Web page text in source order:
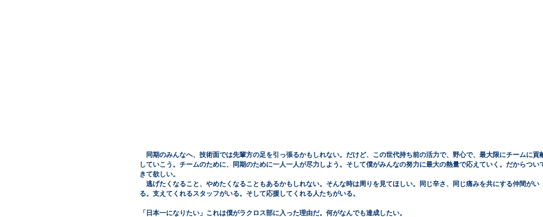
同期のみんなへ、技術面では先輩方の足を引っ張るかもしれない。だけど、この世代持ち前の活力で、野心で、最大限にチームに貢
していこう。チームのために、同期のために一人一人が尽力しよう。そして僕がみんなの努力に最大の熱量で応えていく。だからつい
きて欲しい。
逃げたくなること、やめたくなることもあるかもしれない。そんな時は周りを見てほしい。同じ辛さ、同じ痛みを共にする仲間がい
る。支えてくれるスタッフがいる。そして応援してくれる人たちがいる。
「日本一になりたい」これは僕がラクロス部に入った理由だ。何がなんでも達成したい。